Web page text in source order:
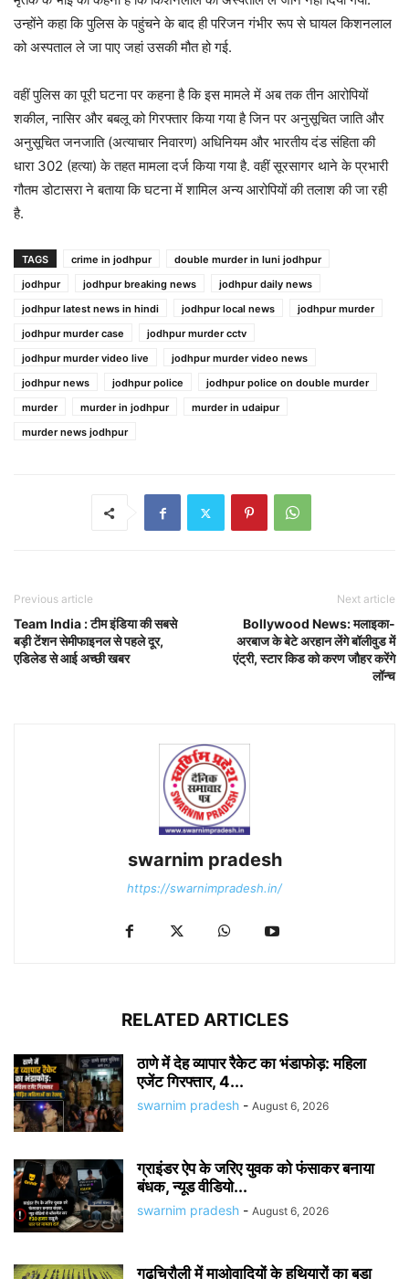
उन्होंने कहा कि पुलिस के पहुंचने के बाद ही परिजन गंभीर रूप से घायल किशनलाल
को अस्पताल ले जा पाए जहां उसकी मौत हो गई.
वहीं पुलिस का पूरी घटना पर कहना है कि इस मामले में अब तक तीन आरोपियों
शकील, नासिर और बबलू को गिरफ्तार किया गया है जिन पर अनुसूचित जाति और
अनुसूचित जनजाति (अत्याचार निवारण) अधिनियम और भारतीय दंड संहिता की
धारा 302 (हत्या) के तहत मामला दर्ज किया गया है. वहीं सूरसागर थाने के प्रभारी
गौतम डोटासरा ने बताया कि घटना में शामिल अन्य आरोपियों की तलाश की जा रही
है.
TAGS crime in jodhpur
double murder in luni jodhpur
jodhpur
jodhpur breaking news
jodhpur daily news
jodhpur latest news in hindi
jodhpur local news
jodhpur murder
jodhpur murder case
jodhpur murder cctv
jodhpur murder video live
jodhpur murder video news
jodhpur news
jodhpur police
jodhpur police on double murder
murder
murder in jodhpur
murder in udaipur
murder news jodhpur
Previous article
Team India : टीम इंडिया की सबसे
बड़ी टेंशन सेमीफाइनल से पहले दूर,
एडिलेड से आई अच्छी खबर
Next article
Bollywood News: मलाइका-
अरबाज के बेटे अरहान लेंगे बॉलीवुड में
एंट्री, स्टार किड को करण जौहर करेंगे
लॉन्च
swarnim pradesh
https://swarnimpradesh.in/
RELATED ARTICLES
ठाणे में देह व्यापार रैकेट का भंडाफोड़: महिला
एजेंट गिरफ्तार, 4...
swarnim pradesh - August 6, 2026
ग्राइंडर ऐप के जरिए युवक को फंसाकर बनाया
बंधक, न्यूड वीडियो...
swarnim pradesh - August 6, 2026
गढ़चिरौली में माओवादियों के हथियारों का बड़ा